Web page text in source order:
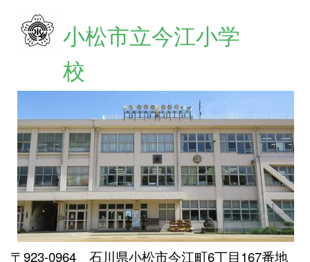
小松市立今江小学
校
〒923-0964 石川県小松市今江町6丁目167番地